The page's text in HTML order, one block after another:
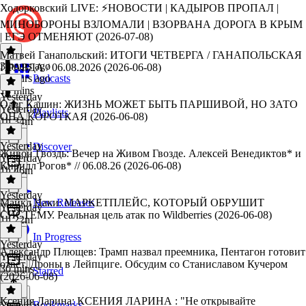
Podcasts
Playlists
Discover
New Releases
In Progress
Starred
Ходорковский LIVE: ⚡️НОВОСТИ | КАДЫРОВ ПРОПАЛ |
МИНОБОРОНЫ ВЗЛОМАЛИ | ВЗОРВАНА ДОРОГА В КРЫМ
| ЕГЭ ОТМЕНЯЮТ (2026-07-08)
3 hours ago
3 hours ago
13 mins
Матвей Ганапольский: ИТОГИ ЧЕТВЕРГА / ГАНАПОЛЬСКАЯ
ПРАВДА / 06.08.2026 (2026-06-08)
Yesterday
Yesterday
1h 34m
Олег Кашин: ЖИЗНЬ МОЖЕТ БЫТЬ ПАРШИВОЙ, НО ЗАТО
ОНА КОРОТКАЯ (2026-06-08)
Yesterday
Yesterday
1h 46m
Живой Гвоздь: Вечер на Живом Гвозде. Алексей Венедиктов* и
Кирилл Рогов* // 06.08.26 (2026-06-08)
Yesterday
Yesterday
1h 22m
Майкл Наки: МАРКЕТПЛЕЙС, КОТОРЫЙ ОБРУШИТ
СИСТЕМУ. Реальная цель атак по Wildberries (2026-06-08)
Yesterday
Yesterday
30 mins
Александр Плющев: Трамп назвал преемника, Пентагон готовит
ответ, Дроны в Лейпциге. Обсудим со Станиславом Кучером
(2026-06-08)
Ксения Ларина: КСЕНИЯ ЛАРИНА : "Не открывайте